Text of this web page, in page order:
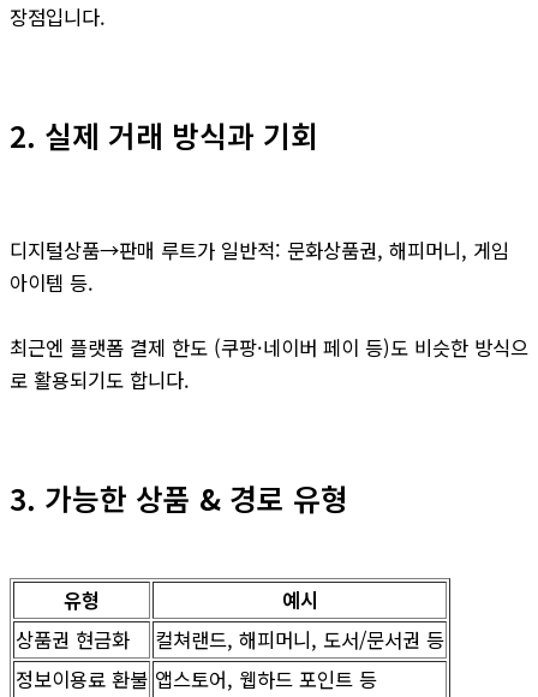
장점입니다.
2. 실제 거래 방식과 기회
디지털상품→판매 루트가 일반적: 문화상품권, 해피머니, 게임
아이템 등.
최근엔 플랫폼 결제 한도 (쿠팡·네이버 페이 등)도 비슷한 방식으
로 활용되기도 합니다.
3. 가능한 상품 & 경로 유형
유형
예시
상품권 현금화
컬쳐랜드, 해피머니, 도서/문서권 등
정보이용료 환불 앱스토어, 웹하드 포인트 등